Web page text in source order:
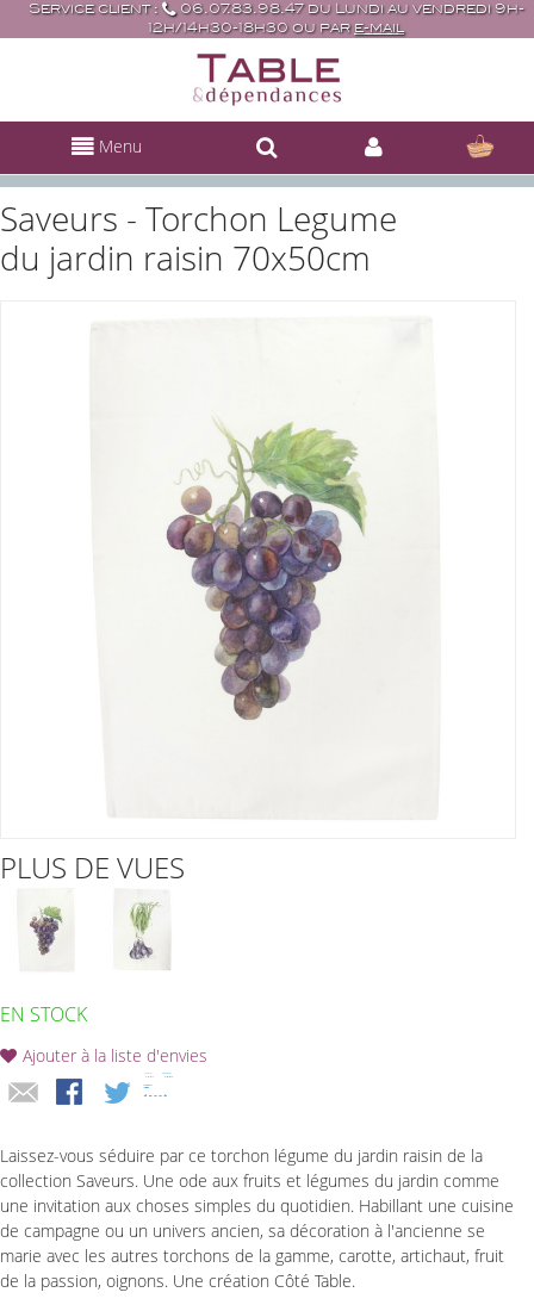
Service client :
06.07.83.98.47 du Lundi au vendredi 9h-
12h/14h30-18h30 ou par e-mail
Menu
Saveurs - Torchon Legume
du jardin raisin 70x50cm
PLUS DE VUES
EN STOCK
Ajouter à la liste d'envies
Laissez-vous séduire par ce torchon légume du jardin raisin de la
collection Saveurs. Une ode aux fruits et légumes du jardin comme
une invitation aux choses simples du quotidien. Habillant une cuisine
de campagne ou un univers ancien, sa décoration à l'ancienne se
marie avec les autres torchons de la gamme, carotte, artichaut, fruit
de la passion, oignons. Une création Côté Table.